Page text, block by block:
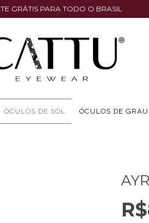
GRÁTIS PARA TODO O BRASIL
ÓCULOS DE SOL ÓCULOS DE GRAU